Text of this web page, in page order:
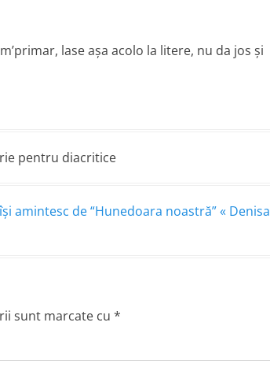
lase aşa acolo la litere, nu da jos şi
pentru diacritice
amintesc de “Hunedoara noastră” « Denisa
sunt marcate cu *